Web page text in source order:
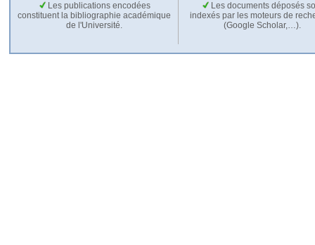
Les publications encodées
constituent la bibliographie académique
de l'Université.
Les documents déposés
indexés par les moteurs de
(Google Scholar,…).